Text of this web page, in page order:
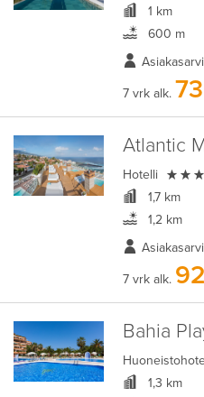
1 km
600 m
7 vrk alk.
Atlantic
Hotelli
1,7 km
1,2 km
7 vrk alk.
Bahia
1,3 km